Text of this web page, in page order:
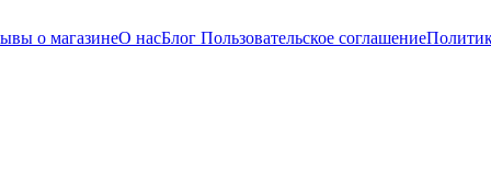
о магазинеО насБлог Пользовательское соглашение